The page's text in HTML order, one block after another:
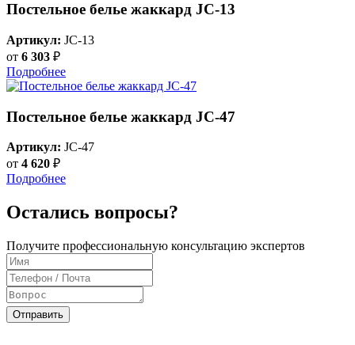
Постельное белье жаккард JC-13
Артикул: JC-13
от 6 303 ₽
Подробнее
Постельное белье жаккард JC-47
Артикул: JC-47
от 4 620 ₽
Подробнее
Остались вопросы?
Получите профессиональную консультацию экспертов
Отправить